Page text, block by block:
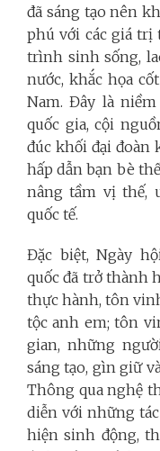
đã sáng tạo nên
phú với các giá trị
trình sinh sống,
nước, khắc họa
Nam. Đây là
quốc gia, cội
đúc khối đại đoàn
hấp dẫn bạn bè
nâng tầm vị thế,
quốc tế.
Đặc biệt, Ngày
quốc đã trở thành
thực hành, tôn
tộc anh em; tôn
gian, những
sáng tạo, gìn giữ
Thông qua nghệ
diễn với những
hiện sinh động,